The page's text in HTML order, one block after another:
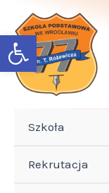
Open toolbar
Przejdź
treści
Szkoła
Rekrutacja